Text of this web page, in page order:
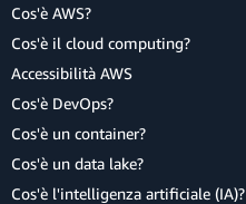
Cos'è AWS?
Cos'è il cloud computing?
Accessibilità AWS
Cos'è DevOps?
Cos'è un container?
Cos'è un data lake?
Cos'è l'intelligenza artificiale (IA)?